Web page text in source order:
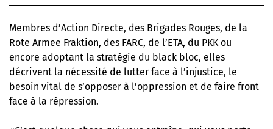
Membres d’Action Directe, des Brigades Rouges, de la
Rote Armee Fraktion, des FARC, de l’ETA, du PKK ou
encore adoptant la stratégie du black bloc, elles
décrivent la nécessité de lutter face à l’injustice, le
besoin vital de s’opposer à l’oppression et de faire front
face à la répression.